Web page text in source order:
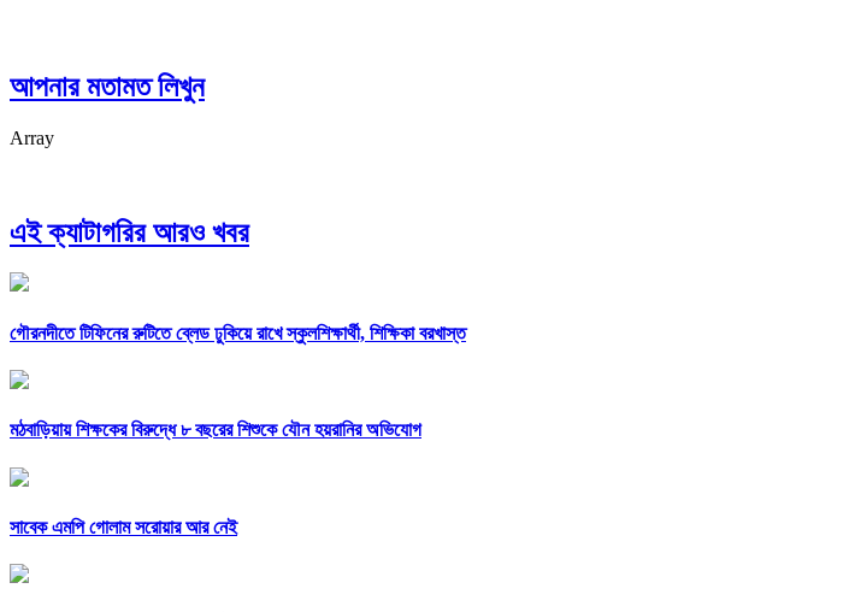
আপনার মতামত লিখুন
Array
এই ক্যাটাগরির আরও খবর
গৌরনদীতে টিফিনের রুটিতে ব্লেড ঢুকিয়ে রাখে স্কুলশিক্ষার্থী, শিক্ষিকা বরখাস্ত
মঠবাড়িয়ায় শিক্ষকের বিরুদ্ধে ৮ বছরের শিশুকে যৌন হয়রানির অভিযোগ
সাবেক এমপি গোলাম সরোয়ার আর নেই